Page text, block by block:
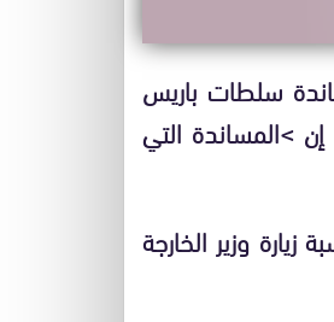
سلطات باريس
>المساندة التي
جريدة الخبر الجزائرية ليوم 12 أبريل 2006 بمناسبة زيارة وزير الخارجة